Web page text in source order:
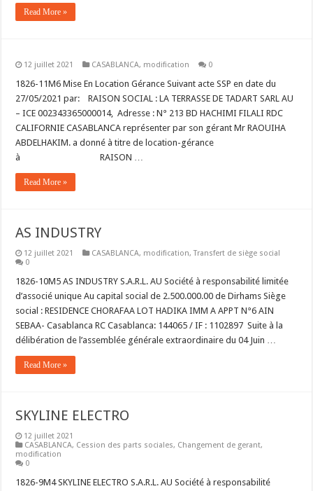
Read More »
12 juillet 2021 CASABLANCA, modification 0
1826-11M6 Mise En Location Gérance Suivant acte SSP en date du
27/05/2021 par: RAISON SOCIAL : LA TERRASSE DE TADART SARL AU
– ICE 002343365000014, Adresse : N° 213 BD HACHIMI FILALI RDC
CALIFORNIE CASABLANCA représenter par son gérant Mr RAOUIHA
ABDELHAKIM. a donné à titre de location-gérance
à RAISON …
Read More »
AS INDUSTRY
12 juillet 2021 CASABLANCA, modification,Transfert de siège social
0
1826-10M5 AS INDUSTRY S.A.R.L. AU Société à responsabilité limitée
d’associé unique Au capital social de 2.500.000.00 de Dirhams Siège
social : RESIDENCE CHORAFAA LOT HADIKA IMM A APPT N°6 AIN
SEBAA- Casablanca RC Casablanca: 144065 / IF : 1102897 Suite à la
délibération de l’assemblée générale extraordinaire du 04 Juin …
Read More »
SKYLINE ELECTRO
12 juillet 2021
CASABLANCA, Cession des parts sociales, Changement de gerant,
modification
0
1826-9M4 SKYLINE ELECTRO S.A.R.L. AU Société à responsabilité